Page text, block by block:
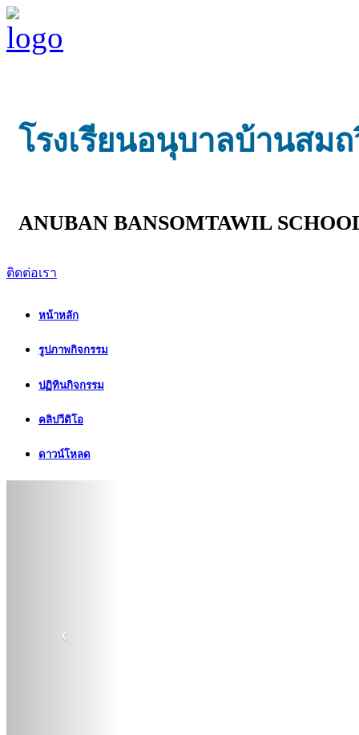
โรงเรียนอนุบาลบ้านสม
ANUBAN BANSOMTAWIL
ติดต่อเรา
หน้าหลัก
รูปภาพกิจกรรม
ปฏิทินกิจกรรม
คลิปวีดิโอ
ดาวน์โหลด